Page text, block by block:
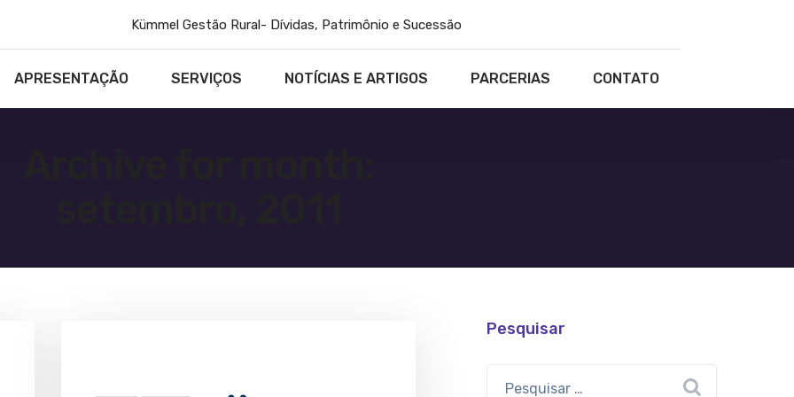
Kümmel Gestão Rural- Dívidas, Patrimônio e Sucessão
APRESENTAÇÃO SERVIÇOS NOTÍCIAS E ARTIGOS PARCERIAS CONTATO
Pesquisar